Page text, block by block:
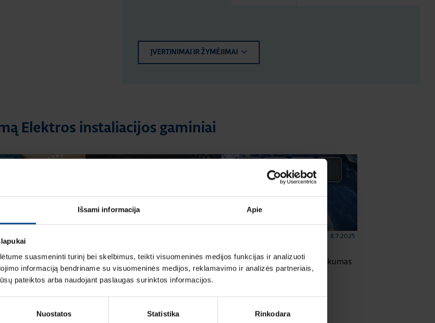
Išsami informacija Apie
suasmeninti turinį bei skelbimus, teikti visuomeninės medijos funkcijas ir analizuoti
informaciją bendriname su visuomeninės medijos, reklamavimo ir analizės partneriais,
pateiktos arba naudojant paslaugas surinktos informacijos.
Nuostatos Statistika Rinkodara
ĮVERTINIMAI IR ŽYMĖJIMAI
Elektros instaliacijos gaminiai
laikas: 1 min
instaliacinių kanalų ir
16.9.2025 | Skaitymo laikas: 1 min
HAGER elektros instaliacija
ARCHzona 2025 parodoje
8.7.2025
Berker W.1 cubyko: ilgaamžiškumas
ir tvarumas viename